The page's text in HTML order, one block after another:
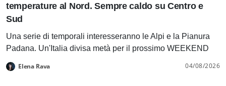
temperature al Nord. Sempre caldo su Centro e
Sud
Una serie di temporali interesseranno le Alpi e la Pianura
Padana. Un'Italia divisa metà per il prossimo WEEKEND
Elena Rava 04/08/2026